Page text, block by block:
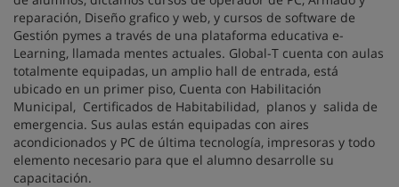
reparación, Diseño grafico y web, y cursos de software de
Gestión pymes a través de una plataforma educativa e-
Learning, llamada mentes actuales. Global-T cuenta con aulas
totalmente equipadas, un amplio hall de entrada, está
ubicado en un primer piso, Cuenta con Habilitación
Municipal, Certificados de Habitabilidad, planos y salida de
emergencia. Sus aulas están equipadas con aires
acondicionados y PC de última tecnología, impresoras y todo
elemento necesario para que el alumno desarrolle su
capacitación.